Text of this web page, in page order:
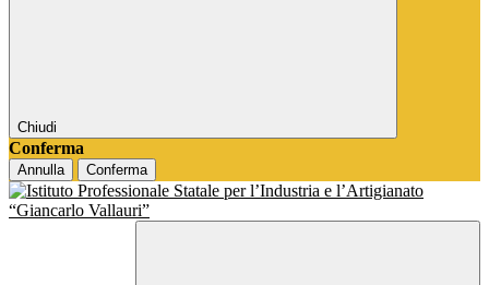
Chiudi
Conferma
Annulla Conferma